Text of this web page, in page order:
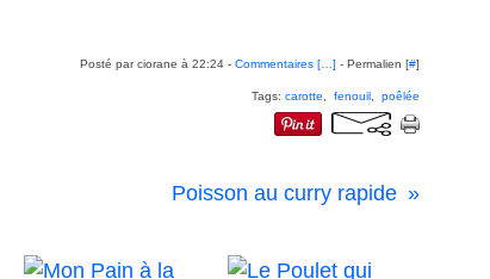
Posté par ciorane à 22:24 - Commentaires [ ] - Permalien [#]
Tags: carotte fenouil poêlée
Poisson au curry rapide